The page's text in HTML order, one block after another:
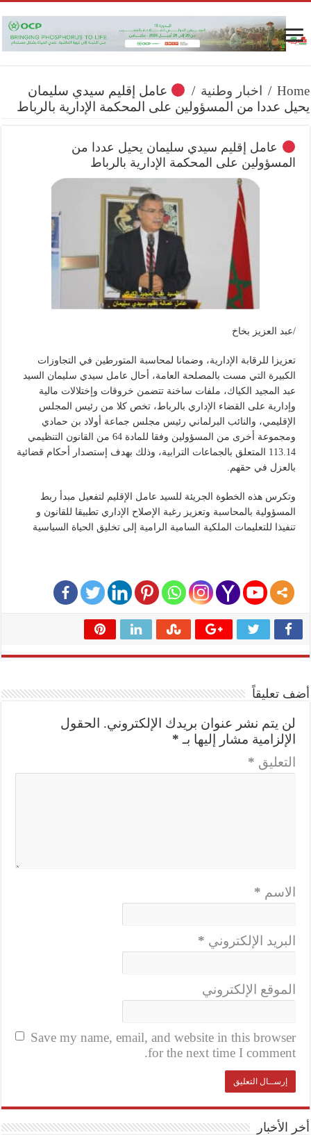
Home
/ اخبار وطنية /
عامل إقليم سيدي سليمان
يحيل عددا من المسؤولين على المحكمة الإدارية بالرباط
عامل إقليم سيدي سليمان يحيل عددا من
المسؤولين على المحكمة الإدارية بالرباط
/عبد العزيز بخاخ
تعزيزا للرقابة الإدارية، وضمانا لمحاسبة المتورطين في التجاوزات
الكبيرة التي مست بالمصلحة العامة، أحال عامل سيدي سليمان السيد
عبد المجيد الكياك، ملفات ساخنة تتضمن خروقات وإختلالات مالية
وإدارية على القضاء الإداري بالرباط، تخص كلا من رئيس المجلس
الإقليمي، والنائب البرلماني رئيس مجلس جماعة أولاد بن حمادي
ومجموعة أخرى من المسؤولين وفقا للمادة 64 من القانون التنظيمي
113.14 المتعلق بالجماعات الترابية، وذلك بهدف إستصدار أحكام قضائية
بالعزل في حقهم.
وتكرس هذه الخطوة الجريئة للسيد عامل الإقليم لتفعيل مبدأ ربط
المسؤولية بالمحاسبة وتعزيز رغبة الإصلاح الإداري تطبيقا للقانون و
تنفيذا للتعليمات الملكية السامية الرامية إلى تخليق الحياة السياسية
أضف تعليقاً
لن يتم نشر عنوان بريدك الإلكتروني.
الحقول
الإلزامية مشار إليها بـ *
التعليق *
الاسم *
البريد الإلكتروني *
الموقع الإلكتروني
Save my name, email, and website in this browser
for the next time I comment.
أخر الأخبار